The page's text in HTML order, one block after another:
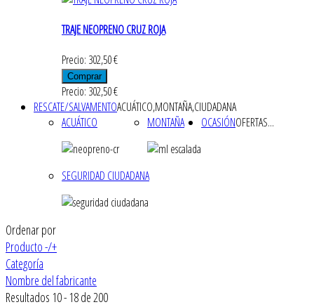
TRAJE NEOPRENO CRUZ ROJA
Precio: 302,50 €
Precio: 302,50 €
RESCATE/SALVAMENTOACUÁTICO,MONTAÑA,CIUDADANA
ACUÁTICO
MONTAÑA
SEGURIDAD CIUDADANA
OCASIÓNOFERTAS...
Ordenar por
Producto -/+
Categoría
Nombre del fabricante
Resultados 10 - 18 de 200